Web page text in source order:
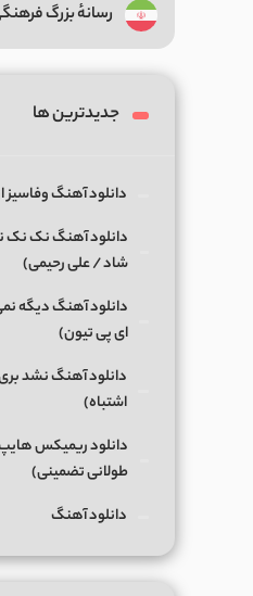
رسانهٔ بزرگ
جدیدترین ها
دانلود آهنگ وفاسیز
دانلود آهنگ نک نک
شاد / علی رحیمی)
دانلود آهنگ دیگه
ای پی تیون)
دانلود آهنگ نشد
اشتباه)
طولانی تضمینی)
دانلود آهنگ